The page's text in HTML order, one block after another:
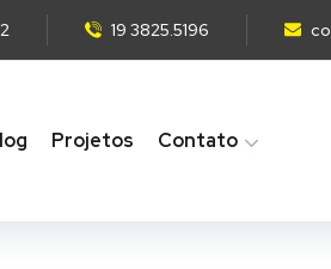
19 3825.5196
Projetos Contato